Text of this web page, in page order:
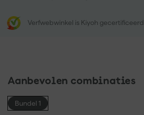
Verfwebwinkel is Kiyoh gecertificeerd
Aanbevolen combinaties
Bundel 1